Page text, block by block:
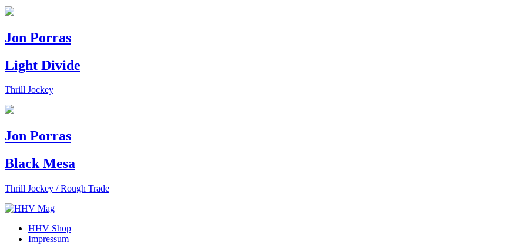
Jon Porras
Light Divide
Thrill Jockey
Jon Porras
Black Mesa
Thrill Jockey / Rough Trade
HHV Shop
Impressum